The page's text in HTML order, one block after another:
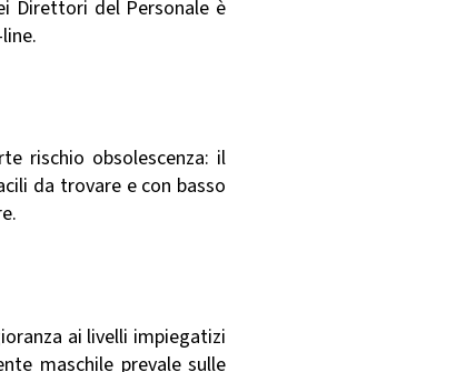
Direttori del Personale è
rischio obsolescenza: il
da trovare e con basso
ai livelli impiegatizi
maschile prevale sulle